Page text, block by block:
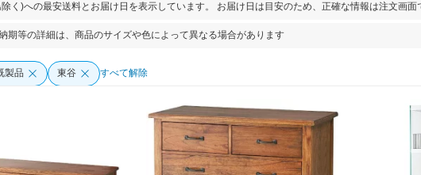
く)への最安送料とお届け日を表示しています。 お届け日は目安のため、正確な情報は注文画面
期等の詳細は、商品のサイズや色によって異なる場合があります
製品 東谷 すべて解除